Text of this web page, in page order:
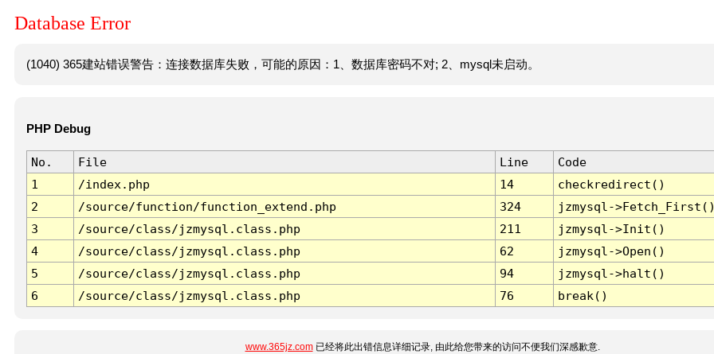
Database Error
(1040) 365建站错误警告：连接数据库失败，可能的原因：1、数据库密码不对; 2、mysql未启动。
PHP Debug
No. File Line
Code
1
/index.php 14
checkredirect()
2
/source/function/function_extend.php 324
jzmysql-
3
/source/class/jzmysql.class.php 211
jzmysql->Init()
4
/source/class/jzmysql.class.php 62
jzmysql->Open()
5
/source/class/jzmysql.class.php 94
jzmysql->halt()
6
/source/class/jzmysql.class.php 76 break()
www.365jz.com已经将此出错信息详细记录, 由此给您带来的访问不便我们深感歉意.